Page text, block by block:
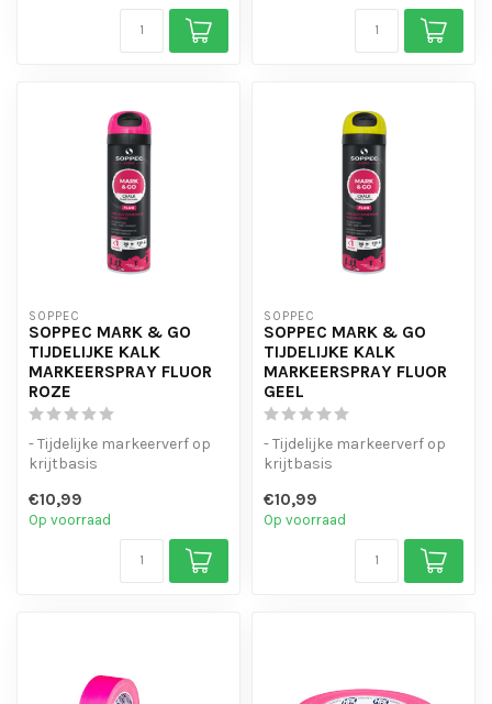
SOPPEC
SOPPEC MARK & GO
TIJDELIJKE KALK
MARKEERSPRAY FLUOR
ROZE
- Tijdelijke markeerverf op
krijtbasis
- Goede dekking ...
€10,99
Op voorraad
SOPPEC
SOPPEC MARK & GO
TIJDELIJKE KALK
MARKEERSPRAY FLUOR
GEEL
- Tijdelijke markeerverf op
krijtbasis
- Goede dekking ...
€10,99
Op voorraad